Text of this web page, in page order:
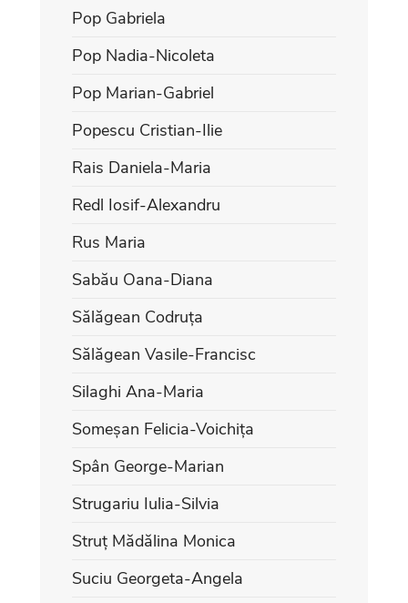
Pop Gabriela
Pop Nadia-Nicoleta
Pop Marian-Gabriel
Popescu Cristian-Ilie
Rais Daniela-Maria
Redl Iosif-Alexandru
Rus Maria
Sabău Oana-Diana
Sălăgean Codruța
Sălăgean Vasile-Francisc
Silaghi Ana-Maria
Someșan Felicia-Voichița
Spân George-Marian
Strugariu Iulia-Silvia
Struț Mădălina Monica
Suciu Georgeta-Angela